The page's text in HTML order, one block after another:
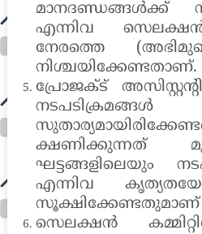
മാനദണ്ഡങ്ങൾക്ക്
എന്നിവ
നേരത്തെ
നിശ്ചയിക്കേണ്ടതാണ്.
പ്രോജക്ട്
നടപടിക്രമങ്ങൾ
ക്ഷണിക്കുന്നത്
ഘട്ടങ്ങളിലെയും
എന്നിവ
സൂക്ഷിക്കേണ്ടതുമാണ്
സെലക്ഷൻ